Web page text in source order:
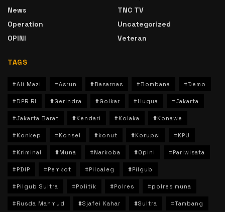
News
Operation
OPINI
TNC TV
Uncategorized
Veteran
TAGS
#Ali Mazi #Asrun #Basarnas #Bombana #Demo
#DPR RI #Gerindra #Golkar #Hugua #Jakarta
#Jakarta Barat #Kendari #Kolaka #Konawe
#Konkep #Konsel #konut #Korupsi #KPU
#Kriminal #Muna #Narkoba #Opini #Pariwisata
#PDIP #Pemkot #Pilcaleg #Pilgub
#Pilgub Sultra #Politik #Polres #polres muna
#Rusda Mahmud #Sjafei Kahar #Sultra #Tambang